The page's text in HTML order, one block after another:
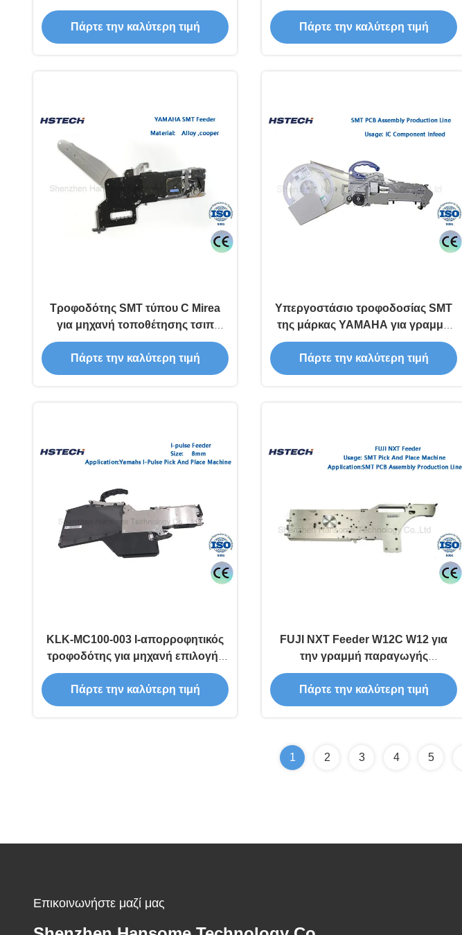
ηλεκτρονικών εξαρτημάτων
υψηλών επιδόσεων
Πάρτε την καλύτερη τιμή
συστατικών IC και SMD
Πάρτε την καλύτερη τιμή
Τροφοδότης SMT τύπου C Mirea
για μηχανή τοποθέτησης τσιπ
MX200 σε μεγέθη 8mm 12mm
16mm
Πάρτε την καλύτερη τιμή
Υπεργοστάσιο τροφοδοσίας SMT
της μάρκας YAMAHA για γραμμή
παραγωγής PCB
συναρμολόγησης SMT
Πάρτε την καλύτερη τιμή
KLK-MC100-003 I-απορροφητικός
τροφοδότης για μηχανή επιλογής
και τοποθέτησης Yamahs
Πάρτε την καλύτερη τιμή
FUJI NXT Feeder W12C W12 για
την γραμμή παραγωγής
συναρμολόγησης PCB SMT
Πάρτε την καλύτερη τιμή
1 2 3 4 5
Επικοινωνήστε μαζί μας